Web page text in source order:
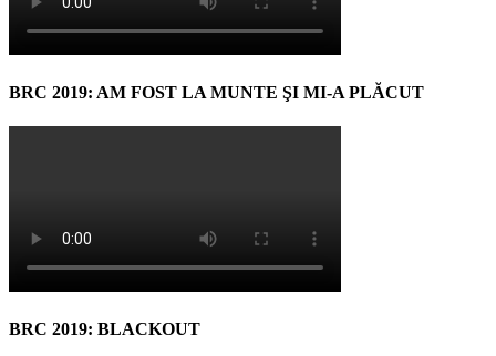
BRC 2019: AM FOST LA MUNTE ŞI MI-A PLĂCUT
BRC 2019: BLACKOUT